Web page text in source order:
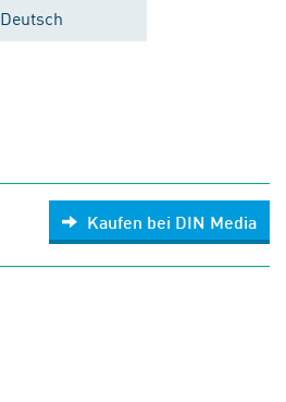
Deutsch
Kaufen bei DIN Media